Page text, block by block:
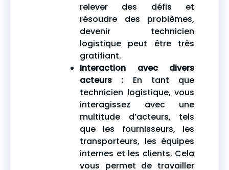
relever des défis et
résoudre des problèmes,
devenir technicien
logistique peut être très
gratifiant.
Interaction avec divers
acteurs : En tant que
technicien logistique, vous
interagissez avec une
multitude d’acteurs, tels
que les fournisseurs, les
transporteurs, les équipes
internes et les clients. Cela
vous permet de travailler